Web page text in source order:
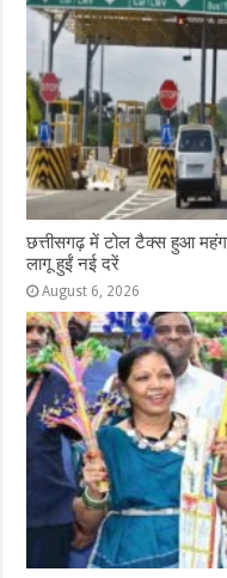
छत्तीसगढ़ में टोल टैक्स हुआ
लागू हुईं नई दरें
August 6, 2026